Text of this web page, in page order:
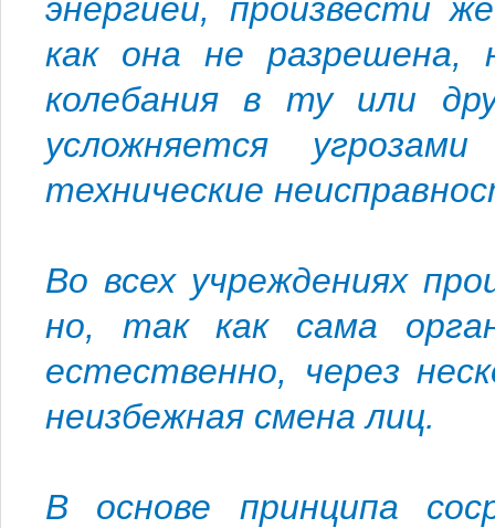
энергией, произвести
как она не разрешена,
колебания в ту или
усложняется
технические
Во всех учреждениях
но, так как сама
естественно, через
неизбежная смена лиц.
В основе принципа